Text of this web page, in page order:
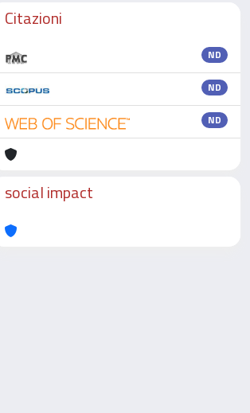
Citazioni
ND
ND
ND
social impact